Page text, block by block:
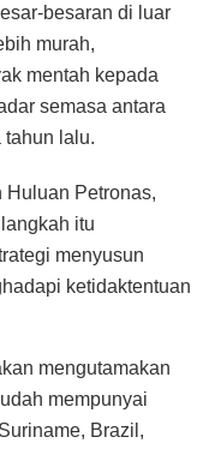
besaran di luar
murah,
mentah kepada
semasa antara
tahun lalu.
Huluan Petronas,
itu
menyusun
ketidaktentuan
mengutamakan
mempunyai
Brazil,